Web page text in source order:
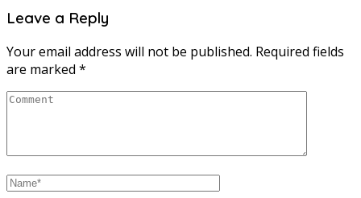
Leave a Reply
Your email address will not be published. Required fields
are marked *